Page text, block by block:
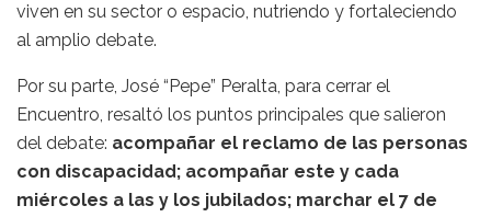
viven en su sector o espacio, nutriendo y fortaleciendo
al amplio debate.
Por su parte, José “Pepe” Peralta, para cerrar el
Encuentro, resaltó los puntos principales que salieron
del debate: acompañar el reclamo de las personas
con discapacidad; acompañar este y cada
miércoles a las y los jubilados; marchar el 7 de